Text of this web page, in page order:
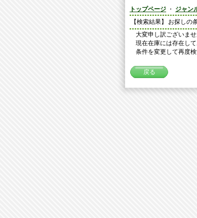
トップページ ・ ジャン
【検索結果】
お探しの
大変申し訳ございま
現在在庫には存在して
条件を変更して再度検
戻る